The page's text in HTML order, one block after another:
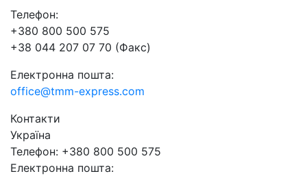
Телефон:
+380 800 500 575
+38 044 207 07 70 (Факс)
Електронна пошта:
office@tmm-express.com
Контакти
Україна
Телефон: +380 800 500 575
Електронна пошта: